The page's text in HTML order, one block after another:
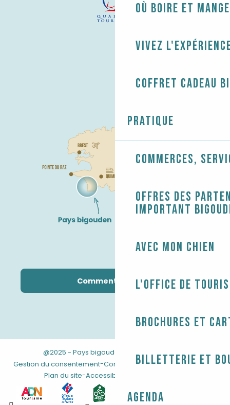
Où boire et
Vivez
Coffret cadeau
Pratique
Commerces,
Offres des
Important
Avec mon chien
L'Office de
Brochures et
Billetterie et
Agenda
Comment venir ?
@2025 - Pays bigouden Mentions légales-
Gestion du consentement-Conditions générales de vente
-
Plan du site-Accessibilité : non conforme